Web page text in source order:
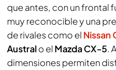
que antes, con un frontal
muy reconocible y una
de rivales como el Nissan
Australo el Mazda CX-5.
dimensiones permiten